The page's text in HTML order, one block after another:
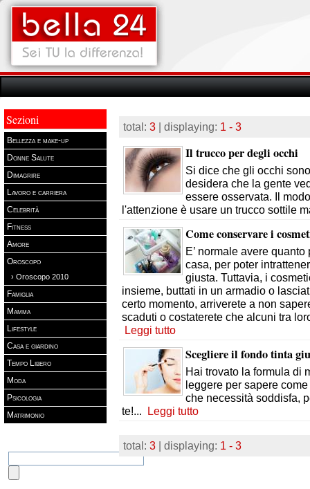
Sezioni
Bellezza e make-up
Donne Salute
Dimagrire
Lavoro e carriera
Celebrità
Fitness
Amore
Oroscopo
› Oroscopo 2010
Famiglia
Mamma
Lifestyle
Casa e giardino
Tempo Libero
Moda
Psicologia
Matrimonio
total: 3 | displaying: 1 - 3
Il trucco per degli occhi
Si dice che gli occhi
desidera che la gente
essere osservata. Il
l'attenzione è usare un trucco sottile
Come conservare i
E’ normale avere
casa, per poter
giusta. Tuttavia, i
insieme, buttati in un armadio o
certo momento, arriverete a non
scaduti o costaterete che alcuni tra
Leggi tutto
Scegliere il fondo tinta
Hai trovato la formula di
leggere per sapere
che necessità soddisfa,
te!... Leggi tutto
total: 3 | displaying: 1 - 3